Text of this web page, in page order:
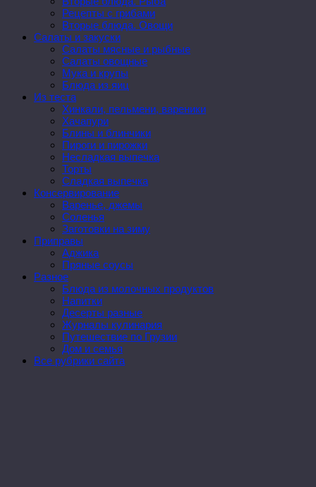
Рецепты с грибами
Вторые блюда. Овощи
Салаты и закуски
Салаты мясные и рыбные
Салаты овощные
Мука и крупы
Блюда из яиц
Из теста
Хинкали, пельмени, вареники
Хачапури
Блины и блинчики
Пироги и пирожки
Несладкая выпечка
Торты
Сладкая выпечка
Консервирование
Варенье, джемы
Соленья
Заготовки на зиму
Приправы
Аджика
Пряные соусы
Разное
Блюда из молочных продуктов
Напитки
Десерты разные
Журналы кулинария
Путешествие по Грузии
Дом и семья
Все рубрики сайта